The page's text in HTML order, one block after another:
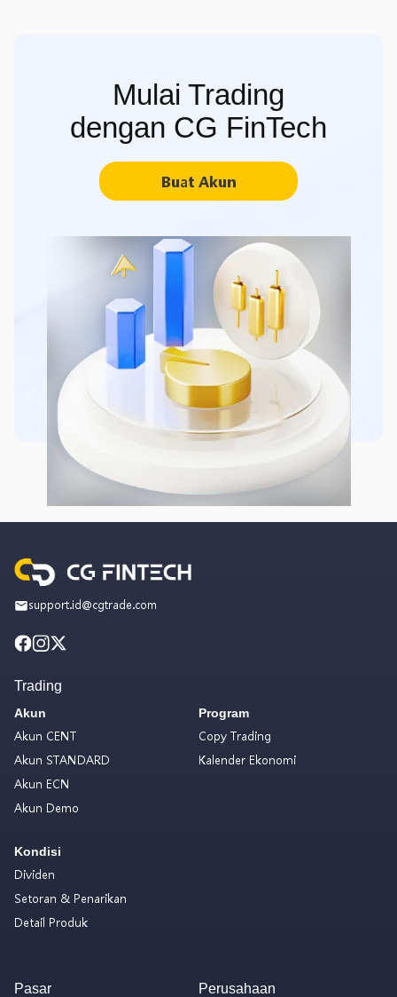
Mulai Trading
dengan CG FinTech
Buat Akun
support.id@cgtrade.com
Trading
Akun
Akun CENT
Akun STANDARD
Akun ECN
Akun Demo
Kondisi
Dividen
Setoran & Penarikan
Detail Produk
Program
Copy Trading
Kalender Ekonomi
Pasar Perusahaan